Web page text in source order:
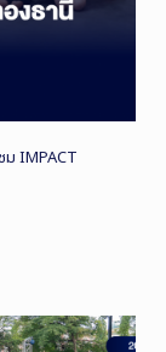
ม IMPACT